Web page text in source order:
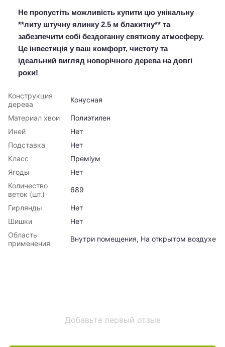
Не пропустіть можливість купити цю унікальну
**литу штучну ялинку 2.5 м блакитну** та
забезпечити собі бездоганну святкову атмосферу.
Це інвестиція у ваш комфорт, чистоту та
ідеальний вигляд новорічного дерева на довгі
роки!
Конструкция
дерева
Конусная
Материал хвои
Полиэтилен
Иней
Нет
Подставка
Нет
Класс
Преміум
Ягоды
Нет
Количество
веток (шт.)
689
Гирлянды
Нет
Шишки
Нет
Область
применения
Внутри помещения, На открытом воздухе
Добавьте первый отзыв